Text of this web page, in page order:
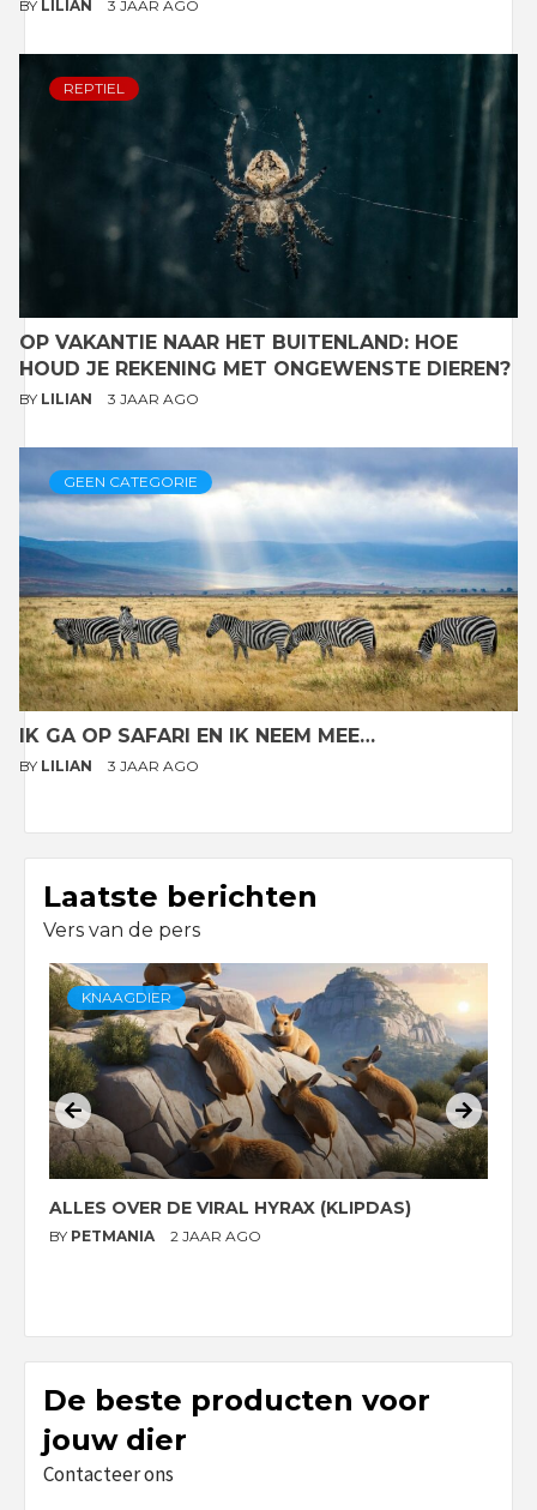
BY LILIAN 3 JAAR AGO
REPTIEL
OP VAKANTIE NAAR HET BUITENLAND: HOE
HOUD JE REKENING MET ONGEWENSTE DIEREN?
BY LILIAN 3 JAAR AGO
GEEN CATEGORIE
IK GA OP SAFARI EN IK NEEM MEE…
BY LILIAN 3 JAAR AGO
Laatste berichten
Vers van de pers
KNAAGDIER
ALLES OVER DE VIRAL HYRAX (KLIPDAS)
BY PETMANIA 2 JAAR AGO
De beste producten voor
jouw dier
Contacteer ons